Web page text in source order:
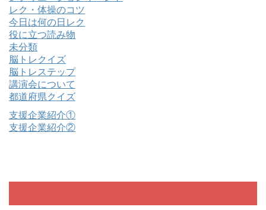
レク・体操のコツ
今日は何の日レク
役に立つ読み物
未分類
脳トレクイズ
脳トレステップ
講演会について
都道府県クイズ
支援企業紹介①
支援企業紹介②